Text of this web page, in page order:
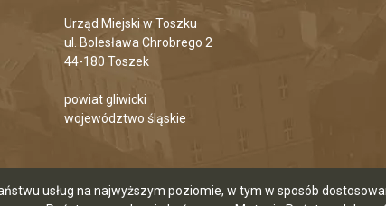
usług na najwyższym poziomie, w tym w sposób
Urząd Miejski w Toszku
ul. Bolesława Chrobrego 2
44-180 Toszek
powiat gliwicki
województwo śląskie